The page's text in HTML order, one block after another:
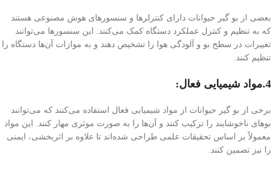
بعضی از بو گیر حیوانات دارای کنترلرها و سنسورهای هوش مصنوعی هستند
که به تنظیم و کنترل عملکرد دستگاه کمک می‌کنند. این سنسورها می‌توانند
تغییرات در سطح بو و آلودگی هوا را تشخیص دهند و به موازات آن‌ها دستگاه را
تنظیم کنند.
4.مواد شیمیایی فعال:
برخی از بو گیر حیوانات از مواد شیمیایی فعال استفاده می‌کنند که می‌توانند
بوهای ناخوشایند را ترکیب کنند و آن‌ها را به صورت موثری مهار کنند. این مواد
معمولاً بر اساس تحقیقات علمی طراحی شده‌اند تا علاوه بر اثربخشی، ایمنی
را نیز تضمین کنند.